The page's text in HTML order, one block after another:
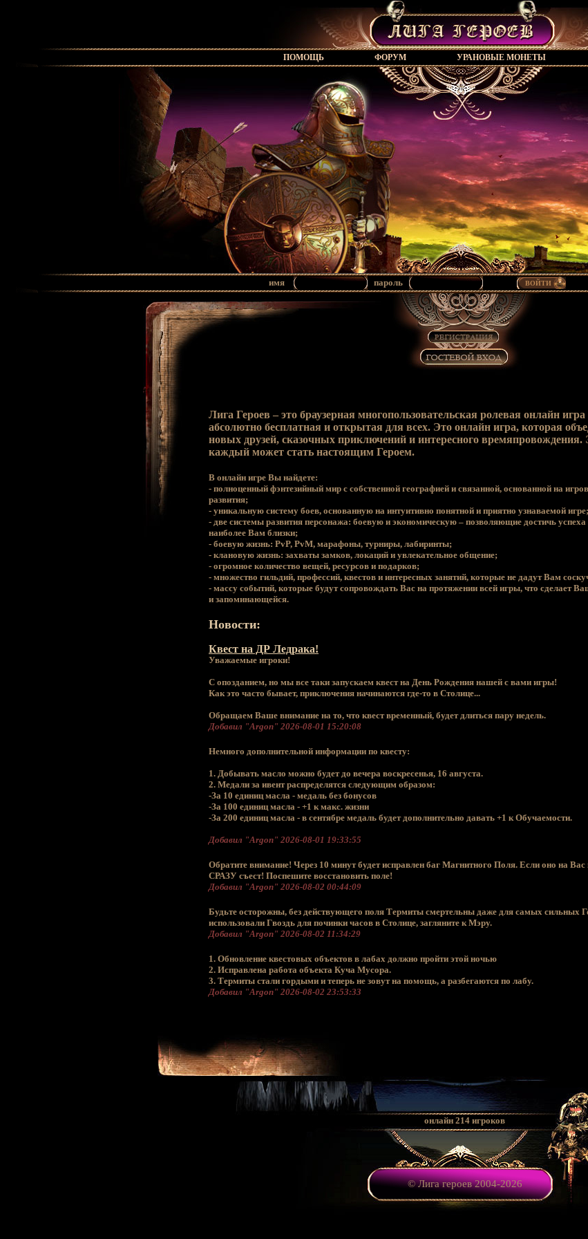
ПОМОЩЬ ФОРУМ УРАНОВЫЕ МОНЕТЫ
имя пароль ВОЙТИ
Лига Героев – это браузерная многопользовательская ролевая онлайн игра
абсолютно бесплатная и открытая для всех. Это онлайн игра, которая
новых друзей, сказочных приключений и интересного времяпровождения.
каждый может стать настоящим Героем.
В онлайн игре Вы найдете:
- полноценный фэнтезийный мир с собственной географией и связанной, основанной на
развития;
- уникальную систему боев, основанную на интуитивно понятной и приятно узнаваемой игре;
- две системы развития персонажа: боевую и экономическую – позволяющие достичь успеха
наиболее Вам близки;
- боевую жизнь: PvP, PvM, марафоны, турниры, лабиринты;
- клановую жизнь: захваты замков, локаций и увлекательное общение;
- огромное количество вещей, ресурсов и подарков;
- множество гильдий, профессий, квестов и интересных занятий, которые не дадут Вам
- массу событий, которые будут сопровождать Вас на протяжении всей игры, что сделает
и запоминающейся.
Новости:
Квест на ДР Ледрака!
Уважаемые игроки!
С опозданием, но мы все таки запускаем квест на День Рождения нашей с вами игры!
Как это часто бывает, приключения начинаются где-то в Столице...
Обращаем Ваше внимание на то, что квест временный, будет длиться пару недель.
Добавил "Argon" 2026-08-01 15:20:08
Немного дополнительной информации по квесту:
1. Добывать масло можно будет до вечера воскресенья, 16 августа.
2. Медали за ивент распределятся следующим образом:
-За 10 единиц масла - медаль без бонусов
-За 100 единиц масла - +1 к макс. жизни
-За 200 единиц масла - в сентябре медаль будет дополнительно давать +1 к Обучаемости.
Добавил "Argon" 2026-08-01 19:33:55
Обратите внимание! Через 10 минут будет исправлен баг Магнитного Поля. Если оно на Вас
СРАЗУ съест! Поспешите восстановить поле!
Добавил "Argon" 2026-08-02 00:44:09
Будьте осторожны, без действующего поля Термиты смертельны даже для самых сильных
использовали Гвоздь для починки часов в Столице, загляните к Мэру.
Добавил "Argon" 2026-08-02 11:34:29
1. Обновление квестовых объектов в лабах должно пройти этой ночью
2. Исправлена работа объекта Куча Мусора.
3. Термиты стали гордыми и теперь не зовут на помощь, а разбегаются по лабу.
Добавил "Argon" 2026-08-02 23:53:33
онлайн 214 игроков
© Лига героев 2004-2026